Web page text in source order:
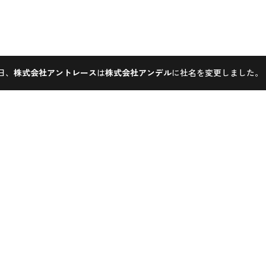
株式会社アントレースは株式会社アンデルに社名を変更しました。